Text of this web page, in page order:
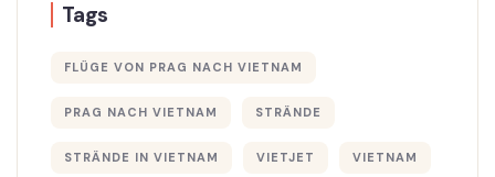
Tags
FLÜGE VON PRAG NACH VIETNAM
PRAG NACH VIETNAM STRÄNDE
STRÄNDE IN VIETNAM VIETJET VIETNAM